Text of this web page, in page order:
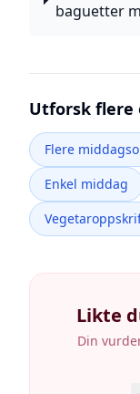
baguetter
Utforsk flere
Flere
Enkel middag
Likte
Din